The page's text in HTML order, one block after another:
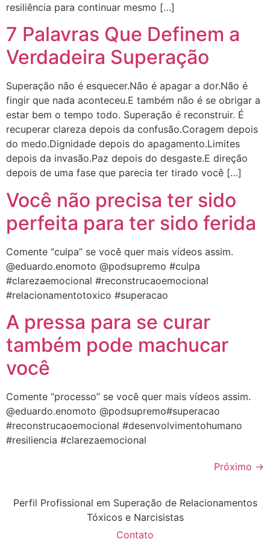
resiliência para continuar mesmo […]
7 Palavras Que Definem a
Verdadeira Superação
Superação não é esquecer.Não é apagar a dor.Não é
fingir que nada aconteceu.E também não é se obrigar a
estar bem o tempo todo. Superação é reconstruir. É
recuperar clareza depois da confusão.Coragem depois
do medo.Dignidade depois do apagamento.Limites
depois da invasão.Paz depois do desgaste.E direção
depois de uma fase que parecia ter tirado você […]
Você não precisa ter sido
perfeita para ter sido ferida
Comente “culpa” se você quer mais vídeos assim.
@eduardo.enomoto @podsupremo #culpa
#clarezaemocional #reconstrucaoemocional
#relacionamentotoxico #superacao
A pressa para se curar
também pode machucar
você
Comente “processo” se você quer mais vídeos assim.
@eduardo.enomoto @podsupremo#superacao
#reconstrucaoemocional #desenvolvimentohumano
#resiliencia #clarezaemocional
Próximo →
Perfil Profissional em Superação de Relacionamentos
Tóxicos e Narcisistas
Contato